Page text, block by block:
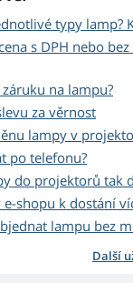
typy lamp?
s DPH nebo bez
na lampu?
za věrnost
lampy v
po telefonu?
do projektorů tak
e-shopu k dostání
lampu bez
Další